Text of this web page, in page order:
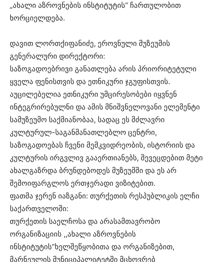
„ახალი აზროვნების ინსტიტუტის“ ჩართულობით
ხორციელდება.
დავით ლორთქიფანიძე, ეროვნული მუზეუმის
გენერალური დირექტორი:
საზოგადოებრივი განათლება არის პრიორიტეტული
ყველა ფენისთვის და ეთნიკური ჯგუფისთვის.
აუცილებელია ეთნიკური უმცირესობები იყვნენ
ინტეგრირებულნი და ამის მნიშვნელოვანი ელემენტი
სამუზეუმო საქმიანობაა, სადაც ეს მძლავრი
კულტურულ-საგანმანათლებლო ცენტრი,
საზოგადოებას ჩვენი მემკვიდრეობის, ისტორიის და
კულტურის ირგვლივ გააერთიანებს, შევეცდებით მეტი
ახალგაზრდა ბრუნდებოდეს მუზეუმში და ეს არ
შემოიფარგლოს ერთჯერადი ვიზიტებით.
ფათმა ჯერენ იაზგანი: თურქეთის რესპუბლიკის ელჩი
საქართველოში:
თურქეთის საელჩოსა და არასამთავრობო
ორგანიზაციის ,,ახალი აზროვნების
ინსტიტუტის“ხელშეწყობითა და ორგანიზებით,
მარნეულის მუნიციპალიტეტში მცხოვრებ